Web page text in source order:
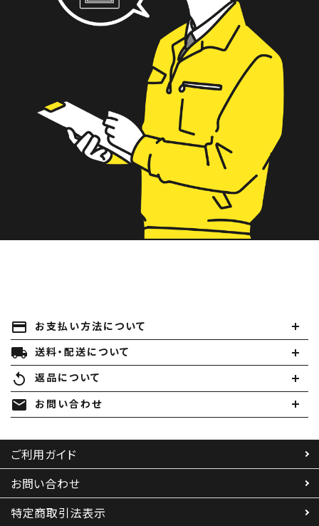
payment お支払い方法について
local_shipping 送料・配送について
replay 返品について
mail お問い合わせ
ご利用ガイド
お問い合わせ
特定商取引法表示